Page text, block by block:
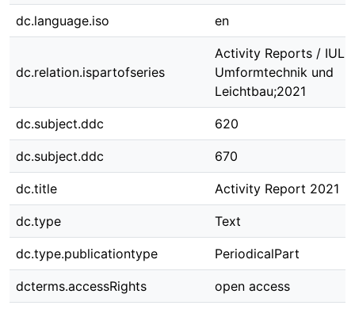
dc.language.iso en
dc.relation.ispartofseries
Activity Reports / IUL,
Umformtechnik und
Leichtbau;2021
dc.subject.ddc 620
dc.subject.ddc 670
dc.title Activity Report 2021
dc.type Text
dc.type.publicationtype PeriodicalPart
dcterms.accessRights open access